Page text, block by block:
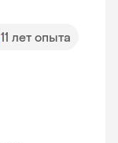
11 лет опыта